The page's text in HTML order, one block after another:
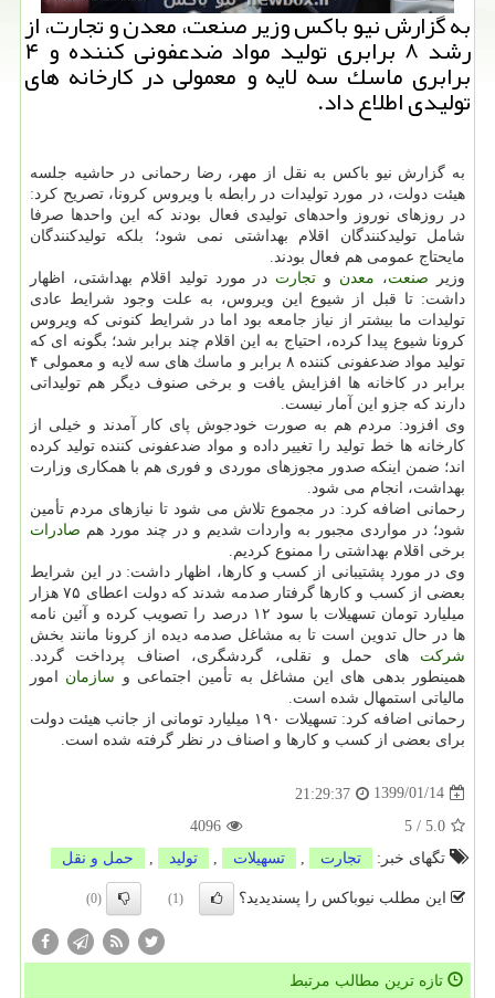
به گزارش نیو باكس وزیر صنعت، معدن و تجارت، از
رشد ۸ برابری تولید مواد ضدعفونی كننده و ۴
برابری ماسك سه لایه و معمولی در كارخانه های
تولیدی اطلاع داد.
به گزارش نیو باكس به نقل از مهر، رضا رحمانی در حاشیه جلسه
هیئت دولت، در مورد تولیدات در رابطه با ویروس كرونا، تصریح كرد:
در روزهای نوروز واحدهای تولیدی فعال بودند كه این واحدها صرفا
شامل تولیدكنندگان اقلام بهداشتی نمی شود؛ بلكه تولیدكنندگان
مایحتاج عمومی هم فعال بودند.
وزیر صنعت، معدن و تجارت در مورد تولید اقلام بهداشتی، اظهار
داشت: تا قبل از شیوع این ویروس، به علت وجود شرایط عادی
تولیدات ما بیشتر از نیاز جامعه بود اما در شرایط كنونی كه ویروس
كرونا شیوع پیدا كرده، احتیاج به این اقلام چند برابر شد؛ بگونه ای كه
تولید مواد ضدعفونی كننده ۸ برابر و ماسك های سه لایه و معمولی ۴
برابر در كاخانه ها افزایش یافت و برخی صنوف دیگر هم تولیداتی
دارند كه جزو این آمار نیست.
وی افزود: مردم هم به صورت خودجوش پای كار آمدند و خیلی از
كارخانه ها خط تولید را تغییر داده و مواد ضدعفونی كننده تولید كرده
اند؛ ضمن اینكه صدور مجوزهای موردی و فوری هم با همكاری وزارت
بهداشت، انجام می شود.
رحمانی اضافه كرد: در مجموع تلاش می شود تا نیازهای مردم تأمین
شود؛ در مواردی مجبور به واردات شدیم و در چند مورد هم صادرات
برخی اقلام بهداشتی را ممنوع كردیم.
وی در مورد پشتیبانی از كسب و كارها، اظهار داشت: در این شرایط
بعضی از كسب و كارها گرفتار صدمه شدند كه دولت اعطای ۷۵ هزار
میلیارد تومان تسهیلات با سود ۱۲ درصد را تصویب كرده و آئین نامه
ها در حال تدوین است تا به مشاغل صدمه دیده از كرونا مانند بخش
شركت های حمل و نقلی، گردشگری، اصناف پرداخت گردد.
همینطور بدهی های این مشاغل به تأمین اجتماعی و سازمان امور
مالیاتی استمهال شده است.
رحمانی اضافه كرد: تسهیلات ۱۹۰ میلیارد تومانی از جانب هیئت دولت
برای بعضی از كسب و كارها و اصناف در نظر گرفته شده است.
1399/01/14
21:29:37
5.0
/
5
4096
تگهای خبر:
تجارت تسهیلات تولید حمل و نقل
این مطلب نیوباکس را پسندیدید؟ (1)
(0)
تازه ترین مطالب مرتبط